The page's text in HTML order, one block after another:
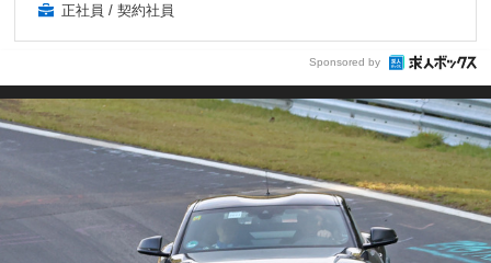
正社員 / 契約社員
Sponsored by